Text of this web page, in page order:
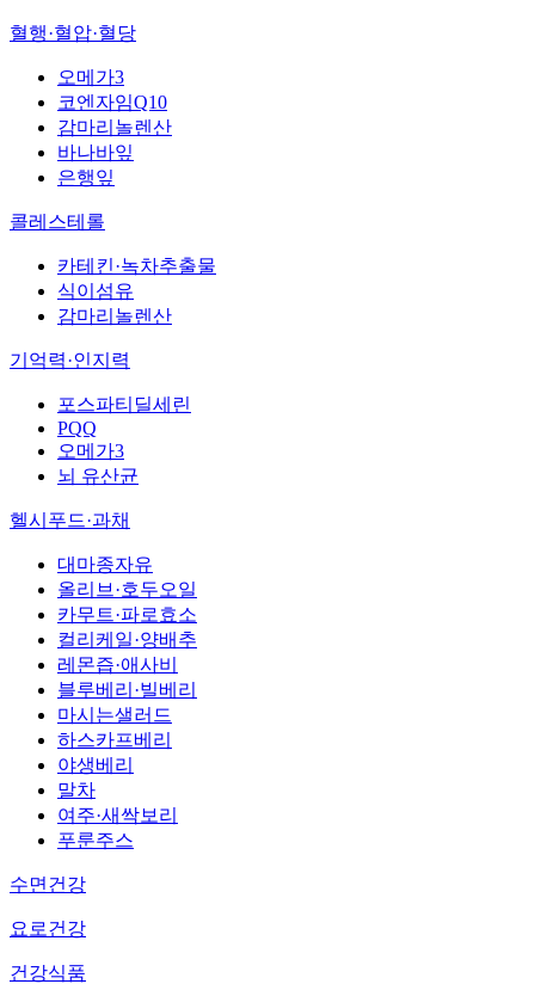
혈행·혈압·혈당
오메가3
코엔자임Q10
감마리놀렌산
바나바잎
은행잎
콜레스테롤
카테킨·녹차추출물
식이섬유
감마리놀렌산
기억력·인지력
포스파티딜세린
PQQ
오메가3
뇌 유산균
헬시푸드·과채
대마종자유
올리브·호두오일
카무트·파로효소
컬리케일·양배추
레몬즙·애사비
블루베리·빌베리
마시는샐러드
하스카프베리
야생베리
말차
여주·새싹보리
푸룬주스
수면건강
요로건강
건강식품